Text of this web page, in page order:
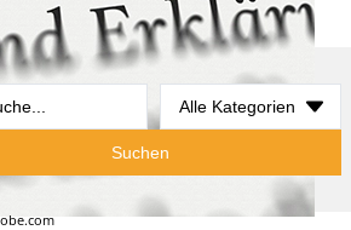
Suchen